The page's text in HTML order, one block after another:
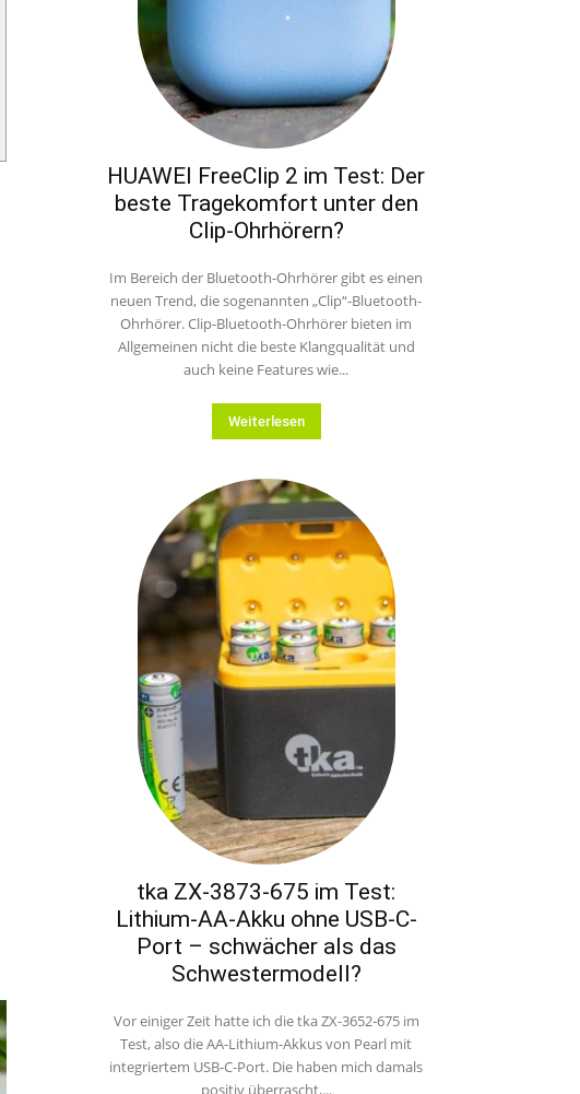
HUAWEI FreeClip 2 im Test: Der
beste Tragekomfort unter den
Clip-Ohrhörern?
Im Bereich der Bluetooth-Ohrhörer gibt es einen
neuen Trend, die sogenannten „Clip“-Bluetooth-
Ohrhörer. Clip-Bluetooth-Ohrhörer bieten im
Allgemeinen nicht die beste Klangqualität und
auch keine Features wie...
Weiterlesen
tka ZX-3873-675 im Test:
Lithium-AA-Akku ohne USB-C-
Port – schwächer als das
Schwestermodell?
Vor einiger Zeit hatte ich die tka ZX-3652-675 im
Test, also die AA-Lithium-Akkus von Pearl mit
integriertem USB-C-Port. Die haben mich damals
positiv überrascht,...